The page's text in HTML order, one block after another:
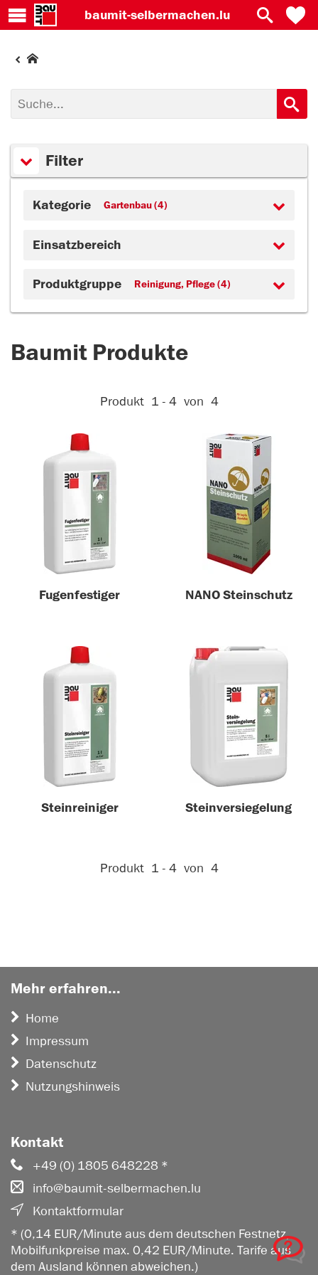
baumit-selbermachen.lu
Filter
Kategorie Gartenbau (4)
Einsatzbereich
Produktgruppe Reinigung, Pflege (4)
Baumit Produkte
Aktive Filter:
Produkt 1 - 4 von 4
Fugenfestiger NANO Steinschutz
Steinreiniger Steinversiegelung
Aktive Filter:
Produkt 1 - 4 von 4
Mehr erfahren...
Home
Impressum
Datenschutz
Nutzungshinweis
Kontakt
+49 (0) 1805 648228 *
info@baumit-selbermachen.lu
Kontaktformular
* (0,14 EUR/Minute aus dem deutschen Festnetz,
Mobilfunkpreise max. 0,42 EUR/Minute. Tarife aus
dem Ausland können abweichen.)